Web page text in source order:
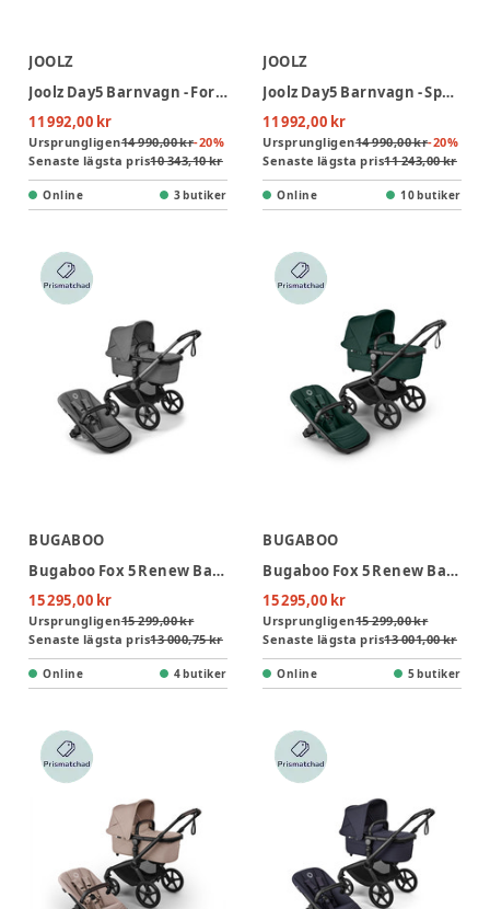
JOOLZ
Joolz Day5 Barnvagn - Forest Green
11 992,00 kr
Ursprungligen14 990,00 kr-20%
Senaste lägsta pris10 343,10 kr
Online 3 butiker
JOOLZ
Joolz Day5 Barnvagn - Space Black
11 992,00 kr
Ursprungligen14 990,00 kr-20%
Senaste lägsta pris11 243,00 kr
Online 10 butiker
BUGABOO
Bugaboo Fox 5 Renew Barnvagn - Moon Grey/Graphite
15 295,00 kr
Ursprungligen15 299,00 kr
Senaste lägsta pris13 000,75 kr
Online 4 butiker
BUGABOO
Bugaboo Fox 5 Renew Barnvagn - Fern Green/Black
15 295,00 kr
Ursprungligen15 299,00 kr
Senaste lägsta pris13 001,00 kr
Online 5 butiker